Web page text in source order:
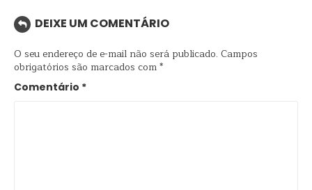
DEIXE UM COMENTÁRIO
O seu endereço de e-mail não será publicado. Campos
obrigatórios são marcados com*
Comentário *